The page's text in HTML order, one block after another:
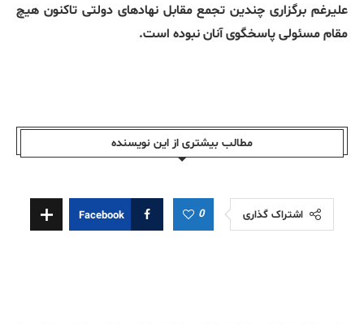
علیرغم برگزاری چندین تجمع مقابل نهادهای دولتی تاکنون هیچ
مقام مسئولی پاسخگوی آنان نبوده است.
مطالب بیشتری از این نویسندە
اشتراک گذاری 0
Facebook